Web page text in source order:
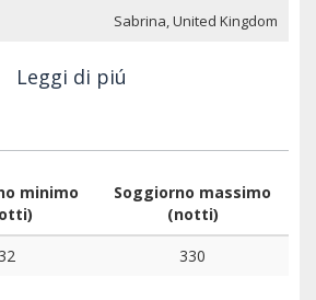
Sabrina, United Kingdom
Leggi di piú
minimo
Soggiorno massimo
(notti)
32 330